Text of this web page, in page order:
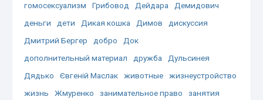
гомосексуализм
Грибовод Дейдара
Демидович
деньги
дети Дикая кошка Димов
дискуссия
Дмитрий Бергер
добро
Док
дополнительный материал
дружба
Дульсинея
Дядько
Євгеній Маслак животные
жизнеустройство
жизнь
Жмуренко занимательное право
занятия